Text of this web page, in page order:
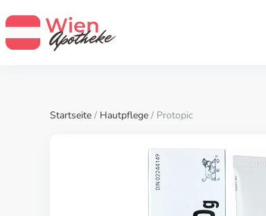
Startseite / Hautpflege / Protopic